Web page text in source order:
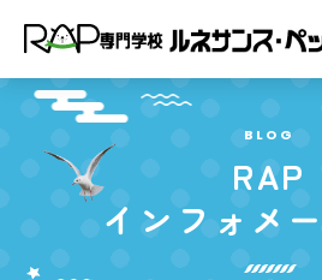
BLOG
RAP
インフォメ